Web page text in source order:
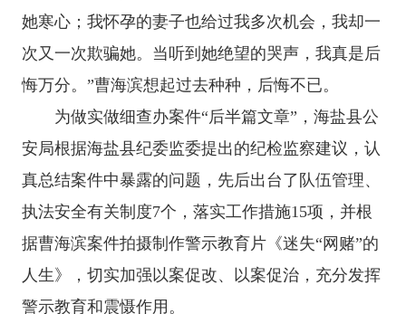
她寒心；我怀孕的妻子也给过我多次机会，我却一
次又一次欺骗她。当听到她绝望的哭声，我真是后
悔万分。”曹海滨想起过去种种，后悔不已。
为做实做细查办案件“后半篇文章”，海盐县公
安局根据海盐县纪委监委提出的纪检监察建议，认
真总结案件中暴露的问题，先后出台了队伍管理、
执法安全有关制度7个，落实工作措施15项，并根
据曹海滨案件拍摄制作警示教育片《迷失“网赌”的
人生》，切实加强以案促改、以案促治，充分发挥
警示教育和震慑作用。